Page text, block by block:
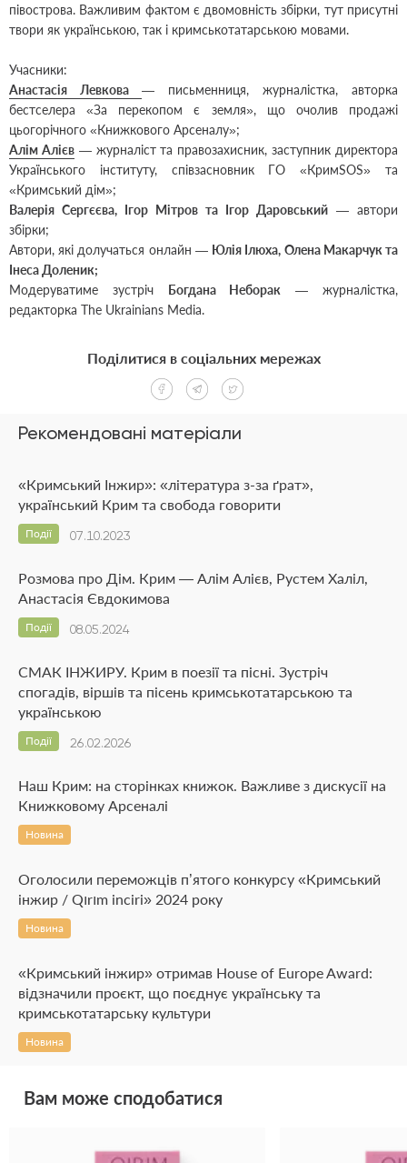
півострова. Важливим фактом є двомовність збірки, тут присутні
твори як українською, так і кримськотатарською мовами.
Учасники:
Анастасія Левкова — письменниця, журналістка, авторка
бестселера «За перекопом є земля», що очолив продажі
цьогорічного «Книжкового Арсеналу»;
Алім Алієв— журналіст та правозахисник, заступник директора
Українського інституту, співзасновник ГО «КримSOS» та
«Кримський дім»;
Валерія Сергєєва, Ігор Мітров та Ігор Даровський — автори
збірки;
Автори, які долучаться онлайн — Юлія Ілюха, Олена Макарчук та
Інеса Доленик;
Модеруватиме зустріч Богдана Неборак — журналістка,
редакторка The Ukrainians Media.
Рекомендовані матеріали
«Кримський Інжир»: «література з-за ґрат»,
український Крим та свобода говорити
07.10.2023
Події
Розмова про Дім. Крим — Алім Алієв, Рустем Халіл,
Анастасія Євдокимова
08.05.2024
Події
СМАК ІНЖИРУ. Крим в поезії та пісні. Зустріч
спогадів, віршів та пісень кримськотатарською та
українською
26.02.2026
Події
Наш Крим: на сторінках книжок. Важливе з дискусії на
Книжковому Арсеналі
Новина
Оголосили переможців п’ятого конкурсу «Кримський
інжир / Qırım inciri» 2024 року
Новина
«Кримський інжир» отримав House of Europe Award:
відзначили проєкт, що поєднує українську та
кримськотатарську культури
Новина
Поділитися в соціальних мережах
Вам може сподобатися